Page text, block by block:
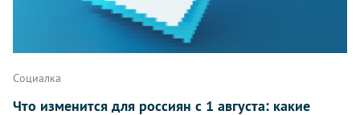
Написать
Социалка
Что изменится для россиян с 1 августа: какие